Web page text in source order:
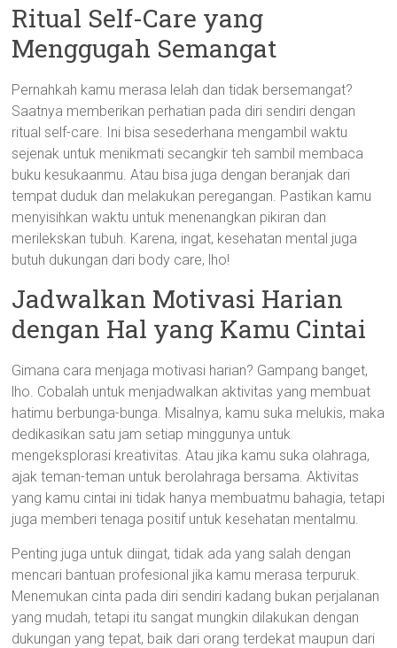
Ritual Self-Care yang
Menggugah Semangat
Pernahkah kamu merasa lelah dan tidak bersemangat?
Saatnya memberikan perhatian pada diri sendiri dengan
ritual self-care. Ini bisa sesederhana mengambil waktu
sejenak untuk menikmati secangkir teh sambil membaca
buku kesukaanmu. Atau bisa juga dengan beranjak dari
tempat duduk dan melakukan peregangan. Pastikan kamu
menyisihkan waktu untuk menenangkan pikiran dan
merilekskan tubuh. Karena, ingat, kesehatan mental juga
butuh dukungan dari body care, lho!
Jadwalkan Motivasi Harian
dengan Hal yang Kamu Cintai
Gimana cara menjaga motivasi harian? Gampang banget,
lho. Cobalah untuk menjadwalkan aktivitas yang membuat
hatimu berbunga-bunga. Misalnya, kamu suka melukis, maka
dedikasikan satu jam setiap minggunya untuk
mengeksplorasi kreativitas. Atau jika kamu suka olahraga,
ajak teman-teman untuk berolahraga bersama. Aktivitas
yang kamu cintai ini tidak hanya membuatmu bahagia, tetapi
juga memberi tenaga positif untuk kesehatan mentalmu.
Penting juga untuk diingat, tidak ada yang salah dengan
mencari bantuan profesional jika kamu merasa terpuruk.
Menemukan cinta pada diri sendiri kadang bukan perjalanan
yang mudah, tetapi itu sangat mungkin dilakukan dengan
dukungan yang tepat, baik dari orang terdekat maupun dari